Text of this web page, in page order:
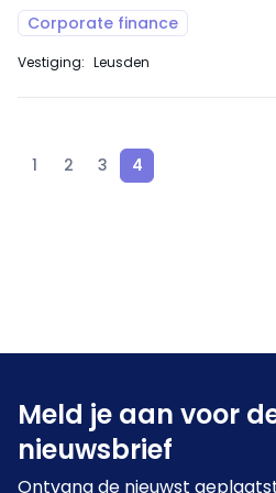
Corporate finance
Vestiging: Leusden
1 2 3 4
Meld je aan voor
nieuwsbrief
Ontvang de nieuwst